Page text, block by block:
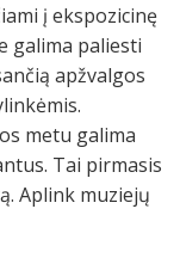
į ekspozicinę
galima paliesti
apžvalgos
metu galima
Tai pirmasis
Aplink muziejų